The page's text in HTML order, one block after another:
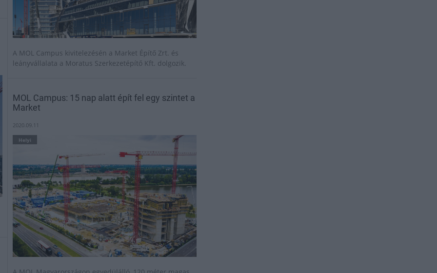
A MOL Campus kivitelezésén a Market Építő Zrt. és
leányvállalata a Moratus Szerkezetépítő Kft. dolgozik.
MOL Campus: 15 nap alatt épít fel egy szintet a
Market
2020.09.11
Helyi